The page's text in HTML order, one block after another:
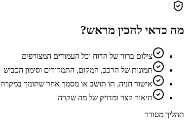
מה כדאי להכין מראש?
צילום ברור של הדוח וכל העמודים המצורפים
תמונות של הרכב, המקום, התמרורים וסימון הכביש
אישור חניה, תו תושב או מסמך אחר שתומך במקרה
תיאור קצר ומדויק של מה שקרה
תהליך מסודר